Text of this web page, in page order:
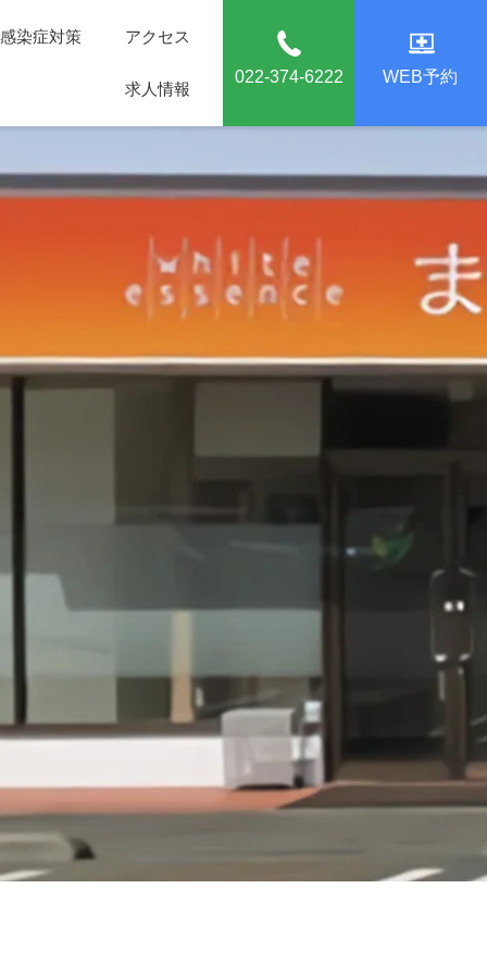
感染症対策 アクセス
求人情報
022-374-6222 WEB予約